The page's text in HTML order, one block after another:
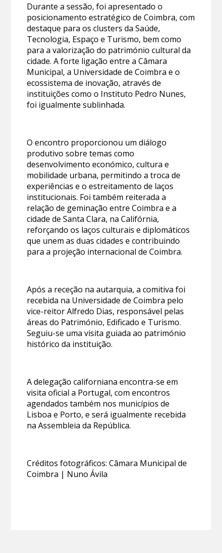
Durante a sessão, foi apresentado o
posicionamento estratégico de Coimbra, com
destaque para os clusters da Saúde,
Tecnologia, Espaço e Turismo, bem como
para a valorização do património cultural da
cidade. A forte ligação entre a Câmara
Municipal, a Universidade de Coimbra e o
ecossistema de inovação, através de
instituições como o Instituto Pedro Nunes,
foi igualmente sublinhada.
O encontro proporcionou um diálogo
produtivo sobre temas como
desenvolvimento económico, cultura e
mobilidade urbana, permitindo a troca de
experiências e o estreitamento de laços
institucionais. Foi também reiterada a
relação de geminação entre Coimbra e a
cidade de Santa Clara, na Califórnia,
reforçando os laços culturais e diplomáticos
que unem as duas cidades e contribuindo
para a projeção internacional de Coimbra.
Após a receção na autarquia, a comitiva foi
recebida na Universidade de Coimbra pelo
vice-reitor Alfredo Dias, responsável pelas
áreas do Património, Edificado e Turismo.
Seguiu-se uma visita guiada ao património
histórico da instituição.
A delegação californiana encontra-se em
visita oficial a Portugal, com encontros
agendados também nos municípios de
Lisboa e Porto, e será igualmente recebida
na Assembleia da República.
Créditos fotográficos: Câmara Municipal de
Coimbra | Nuno Ávila